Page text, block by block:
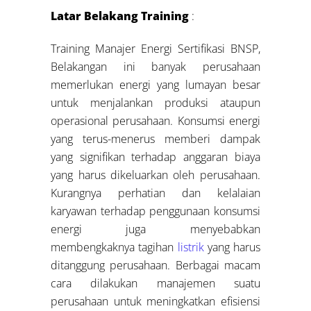
Latar Belakang Training :
Training Manajer Energi Sertifikasi BNSP,
Belakangan ini banyak perusahaan
memerlukan energi yang lumayan besar
untuk menjalankan produksi ataupun
operasional perusahaan. Konsumsi energi
yang terus-menerus memberi dampak
yang signifikan terhadap anggaran biaya
yang harus dikeluarkan oleh perusahaan.
Kurangnya perhatian dan kelalaian
karyawan terhadap penggunaan konsumsi
energi juga menyebabkan
membengkaknya tagihan listrikyang harus
ditanggung perusahaan. Berbagai macam
cara dilakukan manajemen suatu
perusahaan untuk meningkatkan efisiensi